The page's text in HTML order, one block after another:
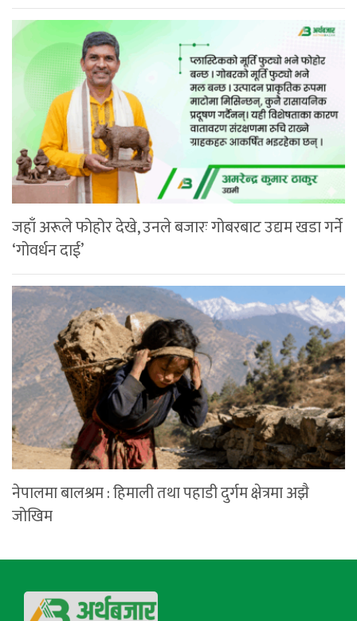
जहाँ अरूले फोहोर देखे, उनले बजारः गोबरबाट उद्यम खडा गर्ने
‘गोवर्धन दाई’
नेपालमा बालश्रम : हिमाली तथा पहाडी दुर्गम क्षेत्रमा अझै
जोखिम